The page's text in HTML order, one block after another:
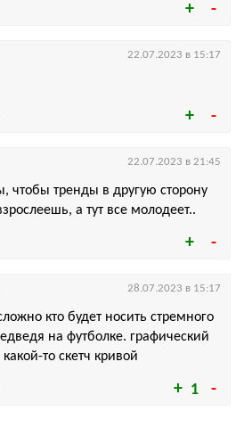
22.07.2023 в 15:17
чтобы тренды в другую сторону
а тут все молодеет..
22.07.2023 в 21:45
1
кто будет носить стремного
на футболке. графический
то скетч кривой
28.07.2023 в 15:17